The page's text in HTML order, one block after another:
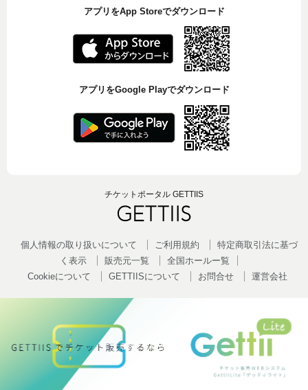
アプリをApp Storeでダウンロード
アプリをGoogle Playでダウンロード
チケットポータル GETTIIS
個人情報の取り扱いについて ご利用規約
特定商取引法に基づ
く表示
販売元一覧
全国ホールー覧
Cookieについて
GETTIISについて お問合せ 運営会社